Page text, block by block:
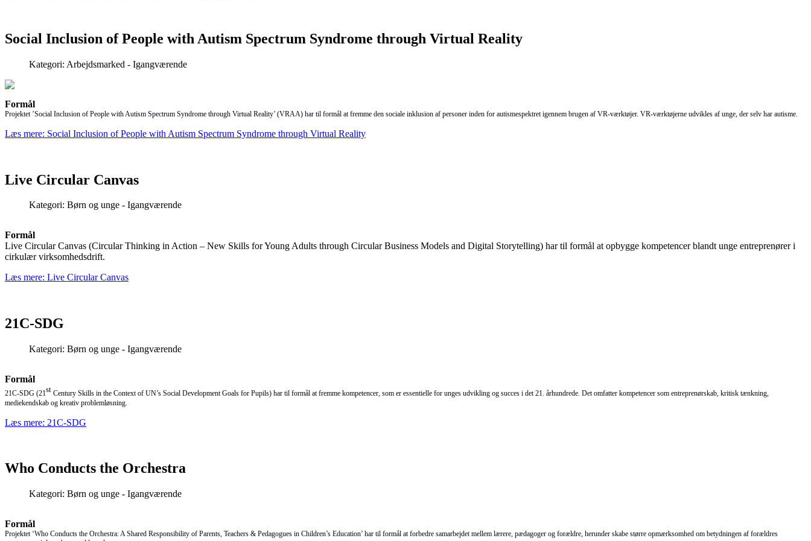
Social Inclusion of People with Autism Spectrum Syndrome through Virtual Reality
Kategori: Arbejdsmarked - Igangværende
Formål
Projektet ’Social Inclusion of People with Autism Spectrum Syndrome through Virtual Reality’ (VRAA) har til formål at fremme den sociale inklusion af personer inden for autismespektret igennem brugen af VR-værktøjer. VR-værktøjerne udvikles af unge, der selv har autisme.
Læs mere: Social Inclusion of People with Autism Spectrum Syndrome through Virtual Reality
Live Circular Canvas
Kategori: Børn og unge - Igangværende
Formål
Live Circular Canvas (Circular Thinking in Action – New Skills for Young Adults through Circular Business Models and Digital Storytelling) har til formål at opbygge kompetencer blandt unge entreprenører i
cirkulær virksomhedsdrift.
Læs mere: Live Circular Canvas
21C-SDG
Kategori: Børn og unge - Igangværende
Formål
21C-SDG (21st Century Skills in the Context of UN’s Social Development Goals for Pupils) har til formål at fremme kompetencer, som er essentielle for unges udvikling og succes i det 21. århundrede. Det omfatter kompetencer som entreprenørskab, kritisk tænkning,
mediekendskab og kreativ problemløsning.
Læs mere: 21C-SDG
Who Conducts the Orchestra
Kategori: Børn og unge - Igangværende
Formål
Projektet ‘Who Conducts the Orchestra: A Shared Responsibility of Parents, Teachers & Pedagogues in Children’s Education’ har til formål at forbedre samarbejdet mellem lærere, pædagoger og forældre, herunder skabe større opmærksomhed om betydningen af forældres